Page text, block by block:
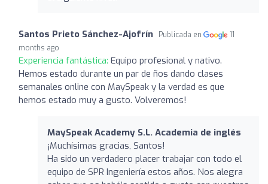
Santos Prieto Sánchez-Ajofrín Publicada en
11
months ago
Experiencia fantástica: Equipo profesional y nativo.
Hemos estado durante un par de ños dando clases
semanales online con MaySpeak y la verdad es que
hemos estado muy a gusto. Volveremos!
MaySpeak Academy S.L. Academia de inglés
¡Muchísimas gracias, Santos!
Ha sido un verdadero placer trabajar con todo el
equipo de SPR Ingeniería estos años. Nos alegra